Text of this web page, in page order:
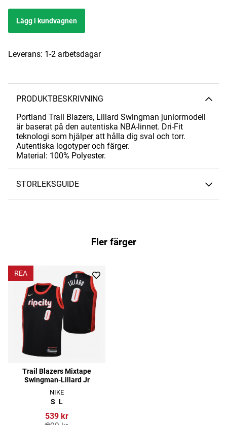
Lägg i kundvagnen
Leverans: 1-2 arbetsdagar
PRODUKTBESKRIVNING
Portland Trail Blazers, Lillard Swingman juniormodell
är baserat på den autentiska NBA-linnet. Dri-Fit
teknologi som hjälper att hålla dig sval och torr.
Autentiska logotyper och färger.
Material: 100% Polyester.
STORLEKSGUIDE
Fler färger
REA
Trail Blazers Mixtape
Swingman-Lillard Jr
NIKE
S L
539 kr